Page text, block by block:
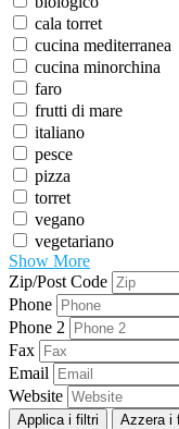
cala torret
cucina mediterranea
cucina minorchina
faro
frutti di mare
italiano
pesce
pizza
torret
vegano
vegetariano
Show More
Zip/Post Code
Phone
Phone 2
Fax
Email
Website
Applica i filtri Azzera i